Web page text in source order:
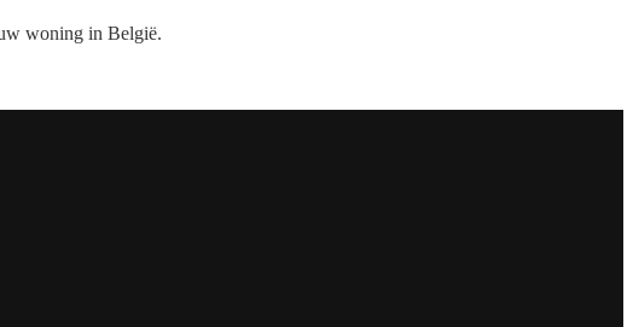
woning in België.